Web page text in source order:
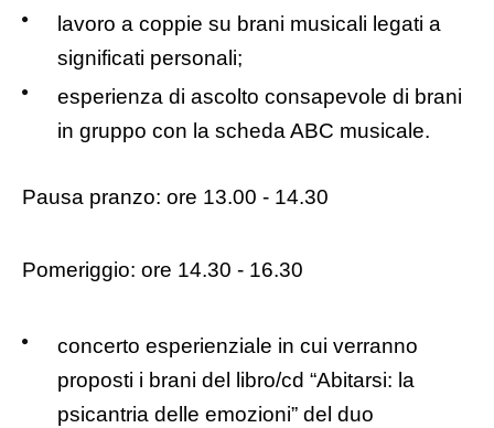
lavoro a coppie su brani musicali legati a
significati personali;
esperienza di ascolto consapevole di brani
in gruppo con la scheda ABC musicale.
Pausa pranzo: ore 13.00 - 14.30
Pomeriggio: ore 14.30 - 16.30
concerto esperienziale in cui verranno
proposti i brani del libro/cd “Abitarsi: la
psicantria delle emozioni” del duo